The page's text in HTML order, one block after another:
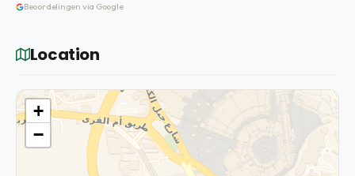
Beoordelingen via Google
Location
+
−